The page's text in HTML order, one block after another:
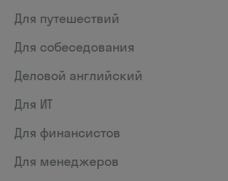
Для путешествий
Для собеседования
Деловой английский
Для ИТ
Для финансистов
Для менеджеров